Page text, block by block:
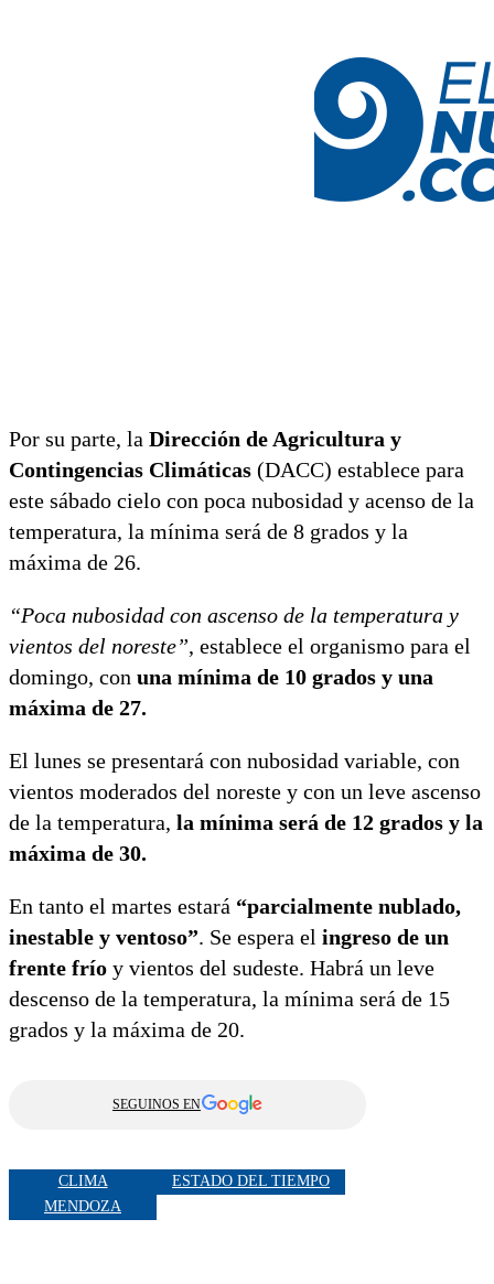
Por su parte, la Dirección de Agricultura y
Contingencias Climáticas (DACC) establece para
este sábado cielo con poca nubosidad y acenso de la
temperatura, la mínima será de 8 grados y la
máxima de 26.
“Poca nubosidad con ascenso de la temperatura y
vientos del noreste”, establece el organismo para el
domingo, con una mínima de 10 grados y una
máxima de 27.
El lunes se presentará con nubosidad variable, con
vientos moderados del noreste y con un leve ascenso
de la temperatura, la mínima será de 12 grados y la
máxima de 30.
En tanto el martes estará “parcialmente nublado,
inestable y ventoso”. Se espera el ingreso de un
frente frío y vientos del sudeste. Habrá un leve
descenso de la temperatura, la mínima será de 15
grados y la máxima de 20.
SEGUINOS EN
CLIMA
ESTADO DEL TIEMPO
MENDOZA